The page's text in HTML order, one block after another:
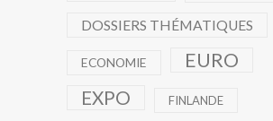
DOSSIERS THÉMATIQUES
ECONOMIE EURO
EXPO FINLANDE